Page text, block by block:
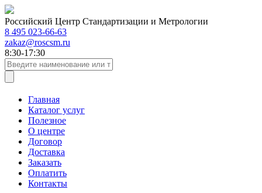
Российский Центр Стандартизации и Метрологии
8 495 023-66-63
zakaz@roscsm.ru
8:30-17:30
Главная
Каталог услуг
Полезное
О центре
Договор
Доставка
Заказать
Оплатить
Контакты